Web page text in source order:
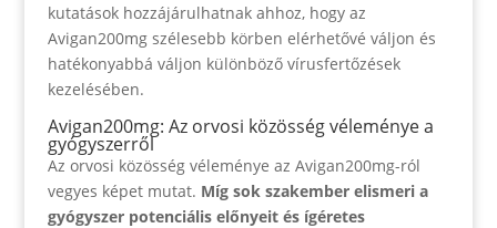
kutatások hozzájárulhatnak ahhoz, hogy az
Avigan200mg szélesebb körben elérhetővé váljon és
hatékonyabbá váljon különböző vírusfertőzések
kezelésében.
Avigan200mg: Az orvosi közösség véleménye a
gyógyszerről
Az orvosi közösség véleménye az Avigan200mg-ról
vegyes képet mutat. Míg sok szakember elismeri a
gyógyszer potenciális előnyeit és ígéretes